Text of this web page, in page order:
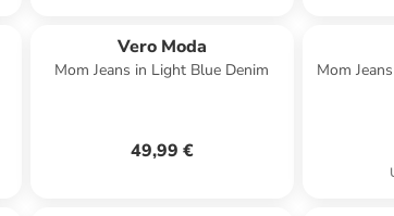
Vero Moda
Mom Jeans in Light Blue Denim
49,99 €
Mom